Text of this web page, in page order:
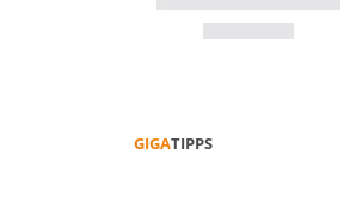
GIGATIPPS